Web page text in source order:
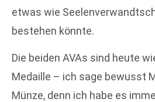
etwas wie
bestehen könnte.
Die beiden AVAs sind heute
Medaille – ich sage bewusst
Münze, denn ich habe es